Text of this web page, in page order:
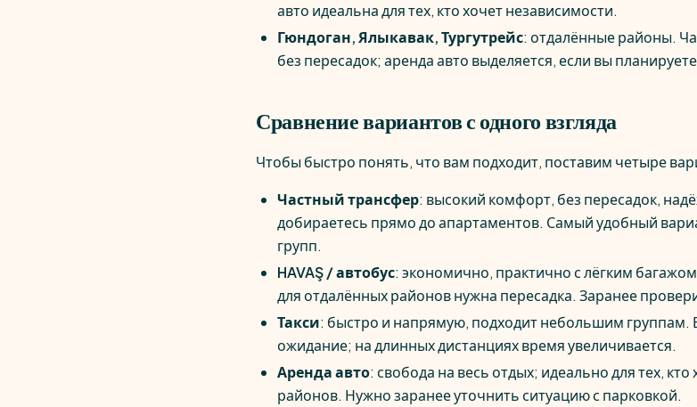
авто идеальна для тех, кто хочет независимости.
Гюндоган, Ялыкавак, Тургутрейс: отдалённые районы.
без пересадок; аренда авто выделяется, если вы
Сравнение вариантов с одного взгляда
Чтобы быстро понять, что вам подходит, поставим четыре
Частный трансфер: высокий комфорт, без пересадок,
добираетесь прямо до апартаментов. Самый удобный
групп.
HAVAŞ / автобус: экономично, практично с лёгким
для отдалённых районов нужна пересадка. Заранее
Такси: быстро и напрямую, подходит небольшим
ожидание; на длинных дистанциях время увеличивается.
Аренда авто: свобода на весь отдых; идеально для тех,
районов. Нужно заранее уточнить ситуацию с парковкой.